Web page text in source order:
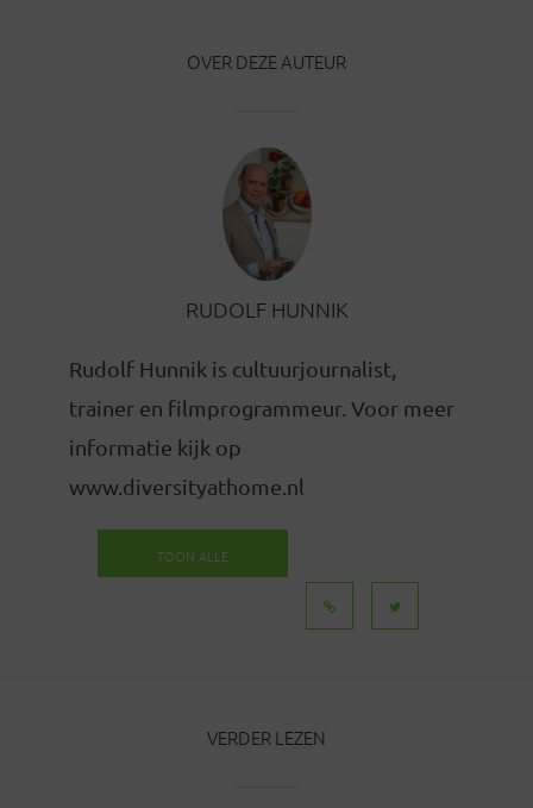
OVER DEZE AUTEUR
RUDOLF HUNNIK
Rudolf Hunnik is cultuurjournalist,
trainer en filmprogrammeur. Voor meer
informatie kijk op
www.diversityathome.nl
TOON ALLE
VERDER LEZEN